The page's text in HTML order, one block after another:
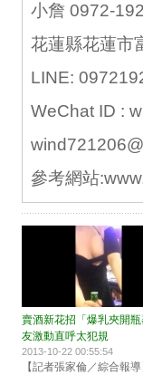
小詹 0972-
花蓮縣花蓮市
LINE:
WeChat ID :
參考網站
賣酒新花招「爆乳夾開瓶
友激動直呼太犯規
2013-10-22 00:55:54
【記者張家倫／綜合報導